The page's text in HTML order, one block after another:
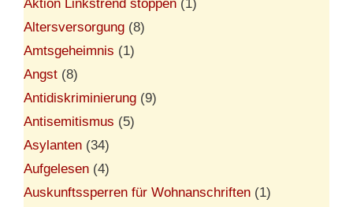
Aktion Linkstrend stoppen (1)
Altersversorgung (8)
Amtsgeheimnis (1)
Angst (8)
Antidiskriminierung (9)
Antisemitismus (5)
Asylanten (34)
Aufgelesen (4)
Auskunftssperren für Wohnanschriften (1)